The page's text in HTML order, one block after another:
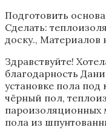
Подготовить
Сделать:
доску., Материалов
Здравствуйте!
благодарность
установке пола
чёрный пол,
пароизоляционных
пола из